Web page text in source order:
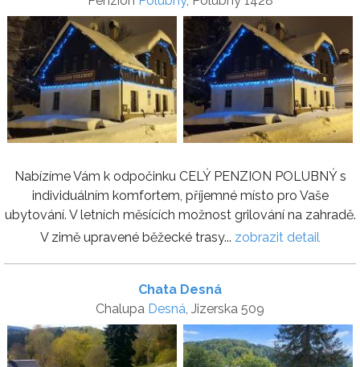
Nabízíme Vám k odpočinku CELÝ PENZION POLUBNÝ s
individuálním komfortem, příjemné místo pro Vaše
ubytování. V letních měsících možnost grilování na zahradě.
V zimě upravené běžecké trasy... zobrazit detail
Chata Desná
Chalupa Desná, Jizerska 509